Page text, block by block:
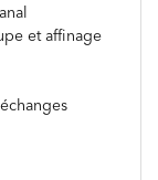
et affinage